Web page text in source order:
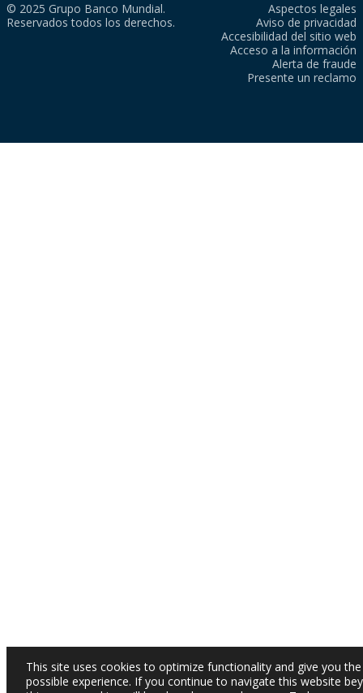
© 2025 Grupo Banco Mundial.
Reservados todos los derechos.
Aspectos legales
Aviso de privacidad
Accesibilidad del sitio web
Acceso a la información
Alerta de fraude
Presente un reclamo
This site uses cookies to optimize functionality and give you
possible experience. If you continue to navigate this website